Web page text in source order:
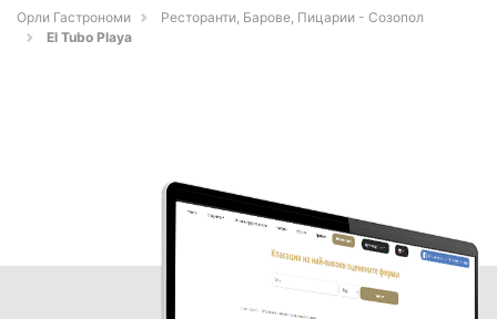
Орли Гастрономи
Ресторанти, Барове, Пицарии - Созопол
El Tubo Playa